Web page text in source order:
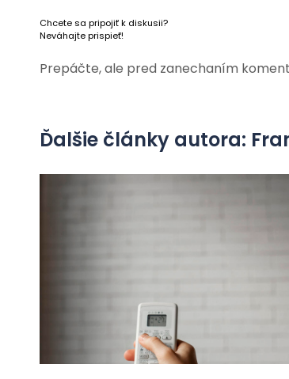
Chcete sa pripojiť k diskusii?
Neváhajte prispieť!
Prepáčte, ale pred zanechaním
Ďalšie články autora: